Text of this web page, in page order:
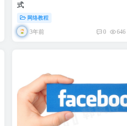
式
网络教程
3年前 0 646